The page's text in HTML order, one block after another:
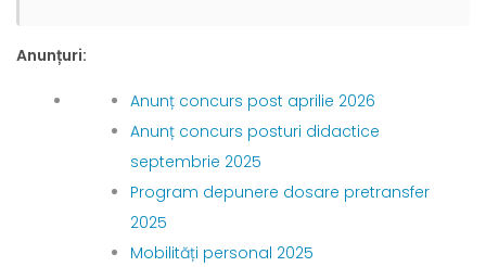
Anunțuri:
Anunț concurs post aprilie 2026
Anunț concurs posturi didactice
septembrie 2025
Program depunere dosare pretransfer
2025
Mobilități personal 2025